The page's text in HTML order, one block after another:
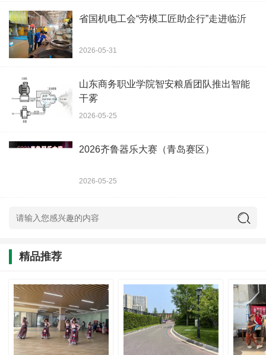
省国机电工会“劳模工匠助企行”走进临沂
2026-05-31
山东商务职业学院智安粮盾团队推出智能
干雾
2026-05-25
2026齐鲁器乐大赛（青岛赛区）
2026-05-25
精品推荐